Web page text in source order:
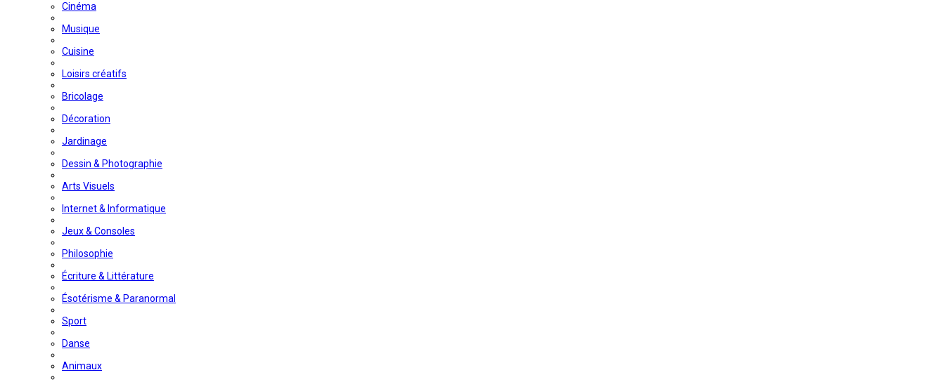
Cinéma
Musique
Cuisine
Loisirs créatifs
Bricolage
Décoration
Jardinage
Dessin & Photographie
Arts Visuels
Internet & Informatique
Jeux & Consoles
Philosophie
Écriture & Littérature
Ésotérisme & Paranormal
Sport
Danse
Animaux